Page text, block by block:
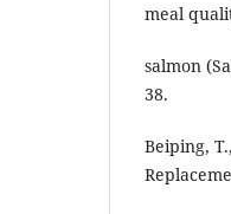
meal
salmon
38.
Beiping,